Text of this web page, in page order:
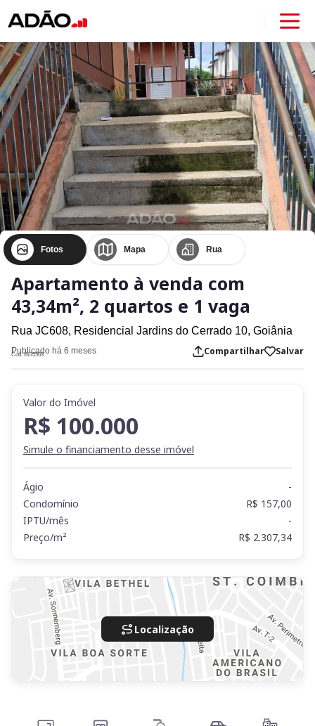
Fotos Mapa Rua
Apartamento à venda com
43,34m², 2 quartos e 1 vaga
Rua JC608, Residencial Jardins do Cerrado 10, Goiânia
Publicado há 6 meses
Cod. IN35503 Compartilhar Salvar
Valor do Imóvel
R$ 100.000
Simule o financiamento desse imóvel
Ágio
-
Condomínio
R$ 157,00
IPTU/mês
-
Preço/m²
R$ 2.307,34
Localização